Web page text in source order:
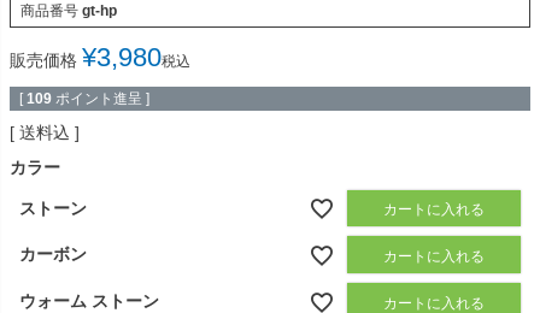
商品番号 gt-hp
販売価格 ¥3,980税込
[ 109 ポイント進呈 ]
送料込
カラー
ストーン カートに入れる
カーボン カートに入れる
ウォーム ストーン カートに入れる